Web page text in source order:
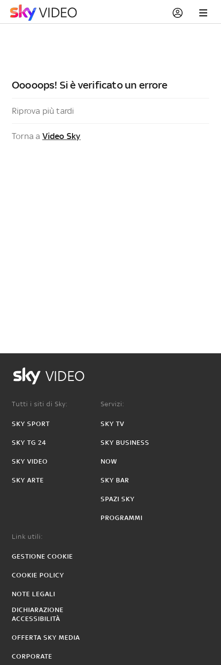
Ooooops! Si è verificato un errore
Riprova più tardi
Torna a Video Sky
VIDEO
Tutti i siti di Sky:
SKY SPORT
SKY TG 24
SKY VIDEO
SKY ARTE
Servizi:
SKY TV
SKY BUSINESS
NOW
SKY BAR
SPAZI SKY
PROGRAMMI
Link utili:
GESTIONE COOKIE
COOKIE POLICY
NOTE LEGALI
DICHIARAZIONE
ACCESSIBILITÀ
OFFERTA SKY MEDIA
CORPORATE